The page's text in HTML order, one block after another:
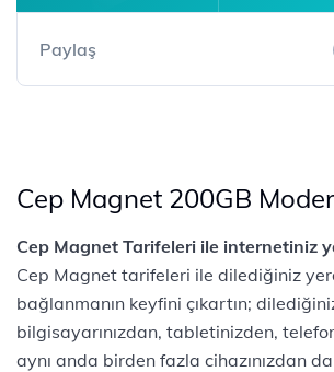
Paylaş
Cep Magnet 200GB
Cep Magnet Tarifeleri ile internetiniz
Cep Magnet tarifeleri ile dilediğiniz
bağlanmanın keyfini çıkartın;
bilgisayarınızdan, tabletinizden,
aynı anda birden fazla cihazınızdan